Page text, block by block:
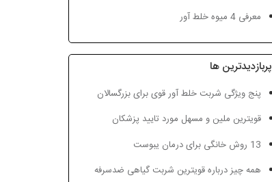
معرفی 4 میوه خلط آور
پربازدیدترین ها
پنج ویژگی شربت خلط آور قوی برای بزرگسالان
قویترین ملین و مسهل مورد تایید پزشکان
13 روش خانگی برای درمان یبوست
همه چیز درباره قویترین شربت گیاهی ضدسرفه